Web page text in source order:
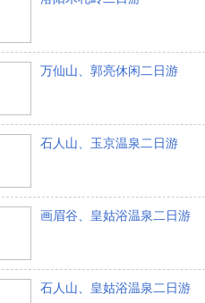
万仙山、郭亮休闲二日游
石人山、玉京温泉二日游
画眉谷、皇姑浴温泉二日游
石人山、皇姑浴温泉二日游